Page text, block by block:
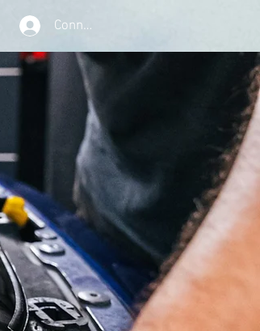
Connexion